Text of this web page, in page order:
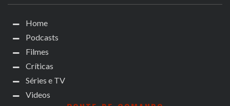
Home
Podcasts
Filmes
Críticas
Séries e TV
Videos